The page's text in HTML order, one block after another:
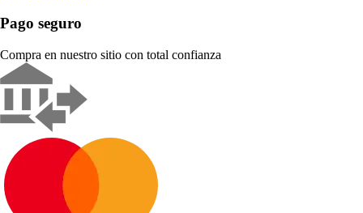
Pago seguro
Compra en nuestro sitio con total confianza